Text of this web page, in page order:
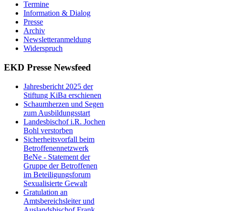
Termine
Information & Dialog
Presse
Archiv
Newsletteranmeldung
Widerspruch
EKD Presse Newsfeed
Jahresbericht 2025 der
Stiftung KiBa erschienen
Schaumherzen und Segen
zum Ausbildungsstart
Landesbischof i.R. Jochen
Bohl verstorben
Sicherheitsvorfall beim
Betroffenennetzwerk
BeNe - Statement der
Gruppe der Betroffenen
im Beteiligungsforum
Sexualisierte Gewalt
Gratulation an
Amtsbereichsleiter und